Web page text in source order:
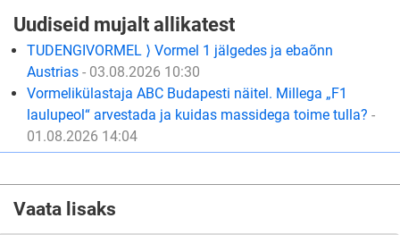
Uudiseid mujalt allikatest
TUDENGIVORMEL ⟩ Vormel 1 jälgedes ja ebaõnn
Austrias - 03.08.2026 10:30
Vormelikülastaja ABC Budapesti näitel. Millega „F1
laulupeol“ arvestada ja kuidas massidega toime tulla? -
01.08.2026 14:04
Vaata lisaks